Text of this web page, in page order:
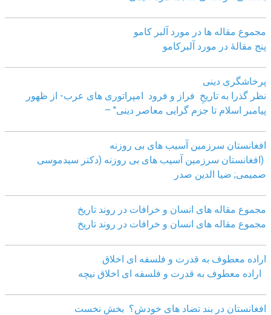
مجموع مقاله ها در مورد آلبر کامو
پنج مقالهٔ در مورد آلبرکامو
پرخاشگری دینی
نظر گذرا به تاریخِ فراز و فرود امپراتوری های عرب- از ظهور
پیامبر اسلام تا جزم گرایی معاصر دینی" –
افغانستان سرزمین آسیب های بی روزنه
(افغانستان سرزمین آسیب های بی روزنه (دکتر سیدموسی
صمیمی; ضیا الدین صدر
مجموع مقاله های انسان و خرافات در روند تاریخ
مجموع مقاله های انسان و خرافات در روند تاریخ
اراده معطوف به قدرت و فلسفه ای اخلاق
اراده معطوف به قدرت و فلسفه ای اخلاق نیچه
افغانستان در بند تضاد های خودش؟ بخش نخست